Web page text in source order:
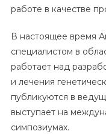
работе в качестве
В настоящее время
специалистом в
работает над
и лечения
публикуются в
выступает на
симпозиумах.